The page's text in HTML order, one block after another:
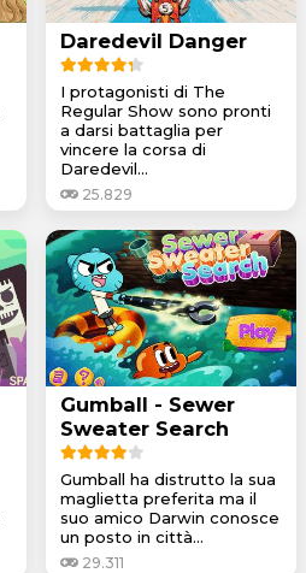
Daredevil Danger
I protagonisti di The
Regular Show sono pronti
a darsi battaglia per
vincere la corsa di
Daredevil...
25.829
Gumball - Sewer
Sweater Search
Gumball ha distrutto la sua
maglietta preferita ma il
suo amico Darwin conosce
un posto in città...
29.311